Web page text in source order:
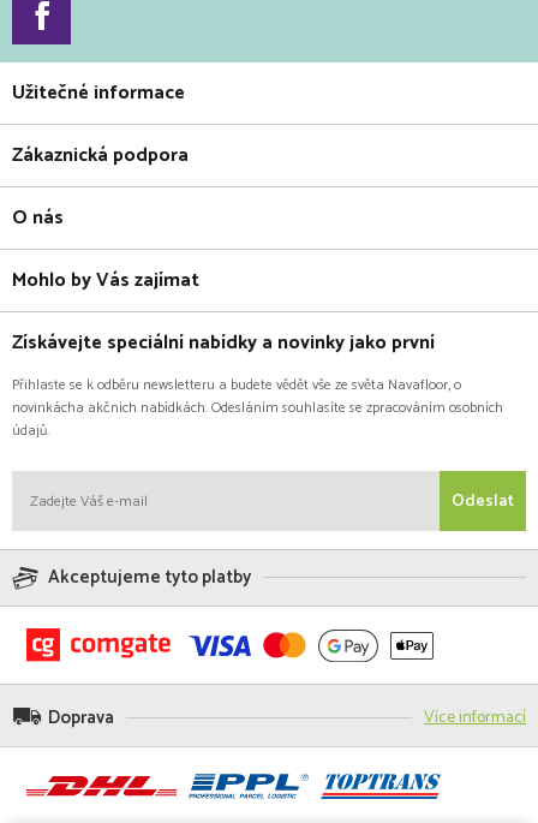
Užitečné informace
Zákaznická podpora
O nás
Mohlo by Vás zajímat
Získávejte speciální nabídky a novinky jako první
Přihlaste se k odběru newsletteru a budete vědět vše ze světa Navafloor, o
novinkácha akčních nabídkách. Odesláním souhlasíte se zpracováním osobních
údajů.
Odeslat
Akceptujeme tyto platby
Doprava Více informací